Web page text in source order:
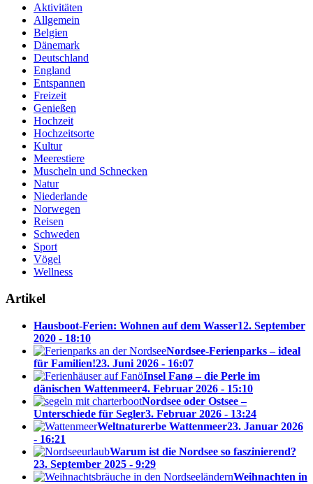
Aktivitäten
Allgemein
Belgien
Dänemark
Deutschland
England
Entspannen
Freizeit
Genießen
Hochzeit
Hochzeitsorte
Kultur
Meerestiere
Muscheln und Schnecken
Natur
Niederlande
Norwegen
Reisen
Schweden
Sport
Vögel
Wellness
Artikel
Hausboot-Ferien: Wohnen auf dem Wasser12. September
2020 - 18:10
Nordsee-Ferienparks – ideal
für Familien!23. Juni 2026 - 16:07
Insel Fanø – die Perle im
dänischen Wattenmeer4. Februar 2026 - 15:10
Nordsee oder Ostsee –
Unterschiede für Segler3. Februar 2026 - 13:24
Weltnaturerbe Wattenmeer23. Januar 2026
- 16:21
Warum ist die Nordsee so faszinierend?
23. September 2025 - 9:29
Weihnachten in